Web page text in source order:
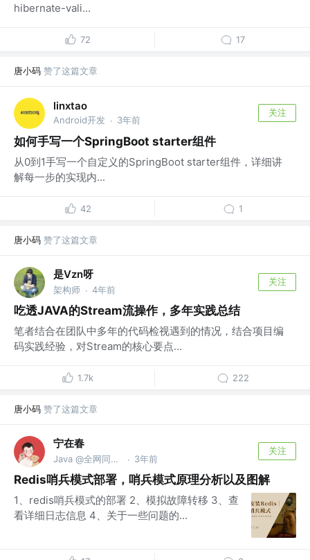
hibernate-vali...
72 17
唐小码 赞了这篇文章
linxtao
Android开发 · 3年前
关注
如何手写一个SpringBoot starter组件
从0到1手写一个自定义的SpringBoot starter组件，详细讲
解每一步的实现内...
42 1
唐小码 赞了这篇文章
是Vzn呀
架构师 · 4年前
关注
吃透JAVA的Stream流操作，多年实践总结
笔者结合在团队中多年的代码检视遇到的情况，结合项目编
码实践经验，对Stream的核心要点...
1.7k 222
唐小码 赞了这篇文章
宁在春
Java @全网同名@宁在春 · 3年前
关注
Redis哨兵模式部署，哨兵模式原理分析以及图解
1、redis哨兵模式的部署 2、模拟故障转移 3、查
看详细日志信息 4、关于一些问题的...